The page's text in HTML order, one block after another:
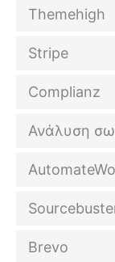
Themehigh
Stripe
Complianz
Ανάλυση
Brevo